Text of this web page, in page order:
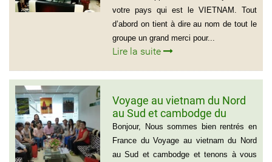
votre pays qui est le VIETNAM. Tout
d’abord on tient à dire au nom de tout le
groupe un grand merci pour...
Lire la suite
Voyage au vietnam du Nord
au Sud et cambodge du
groupe de Emilie CHAU – 6
personnes (21 jours)
Bonjour, Nous sommes bien rentrés en
France du Voyage au vietnam du Nord
au Sud et cambodge et tenons à vous